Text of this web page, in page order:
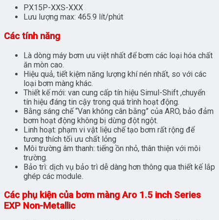
PX15P-XXS-XXX
Lưu lượng max: 465.9 lít/phút
Các tính năng
Là dòng máy bơm ưu việt nhất để bơm các loại hóa chất
ăn mòn cao.
Hiệu quả, tiết kiệm năng lượng khí nén nhất, so với các
loại bơm màng khác.
Thiết kế mới: van cung cấp tín hiệu Simul-Shift ,chuyển
tín hiệu đáng tin cậy trong quá trình hoạt động.
Bằng sáng chế “Van không cân bằng” của ARO, bảo đảm
bơm hoạt động không bị dừng đột ngột.
Linh hoạt: phạm vi vật liệu chế tạo bơm rất rộng để
tương thích tối ưu chất lỏng
Môi trường âm thanh: tiếng ồn nhỏ, thân thiện với môi
trường.
Bảo trì: dịch vụ bảo trì dễ dàng hơn thông qua thiết kế lắp
ghép các module.
Các phụ kiện của bơm màng Aro 1.5 inch Series
EXP Non-Metallic